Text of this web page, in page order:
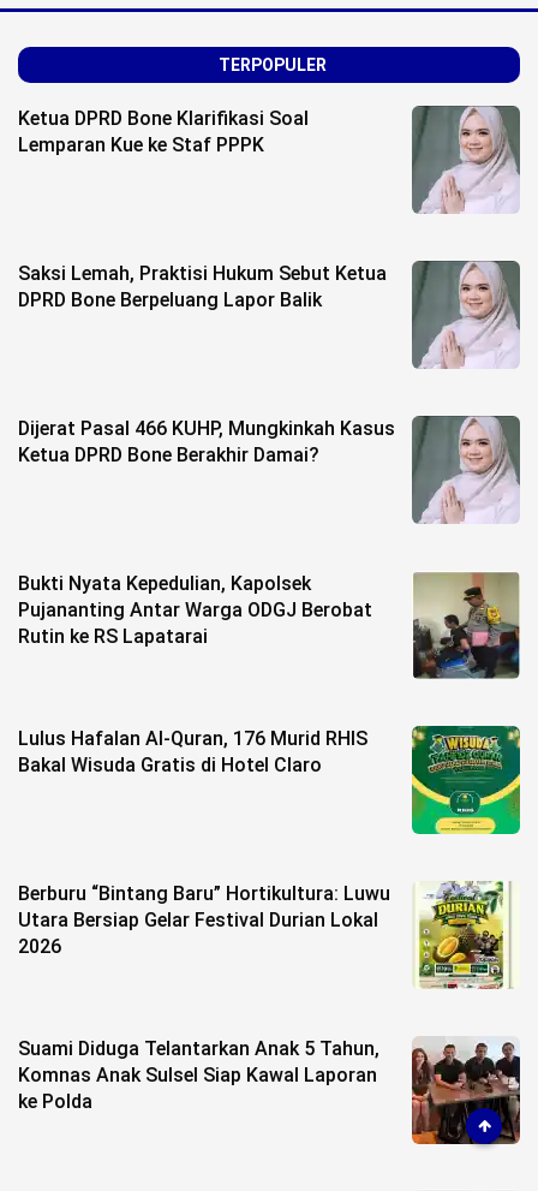
TERPOPULER
Ketua DPRD Bone Klarifikasi Soal
Lemparan Kue ke Staf PPPK
Saksi Lemah, Praktisi Hukum Sebut Ketua
DPRD Bone Berpeluang Lapor Balik
Dijerat Pasal 466 KUHP, Mungkinkah Kasus
Ketua DPRD Bone Berakhir Damai?
Bukti Nyata Kepedulian, Kapolsek
Pujananting Antar Warga ODGJ Berobat
Rutin ke RS Lapatarai
Lulus Hafalan Al-Quran, 176 Murid RHIS
Bakal Wisuda Gratis di Hotel Claro
Berburu “Bintang Baru” Hortikultura: Luwu
Utara Bersiap Gelar Festival Durian Lokal
2026
Suami Diduga Telantarkan Anak 5 Tahun,
Komnas Anak Sulsel Siap Kawal Laporan
ke Polda